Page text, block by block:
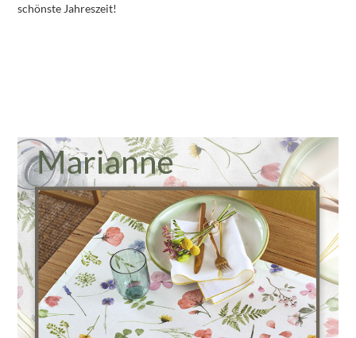
schönste Jahreszeit!